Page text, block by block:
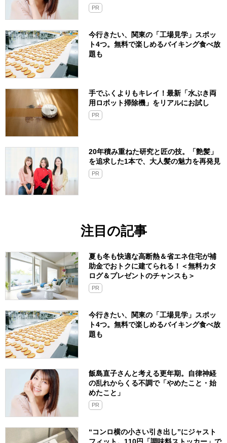
PR
今行きたい、関東の「工場見学」スポッ
ト4つ。無料で楽しめるバイキング食べ放
題も
手でふくよりもキレイ！最新「水ぶき両
用ロボット掃除機」をリアルにお試し
PR
20年積み重ねた研究と匠の技。「艶髪」
を追求した1本で、大人髪の魅力を再発見
PR
注目の記事
夏も冬も快適な高断熱＆省エネ住宅が補
助金でおトクに建てられる！＜無料カタ
ログ＆プレゼントのチャンスも＞
PR
今行きたい、関東の「工場見学」スポッ
ト4つ。無料で楽しめるバイキング食べ放
題も
飯島直子さんと考える更年期。自律神経
の乱れからくる不調で「やめたこと・始
めたこと」
PR
“コンロ横の小さい引き出し”にジャスト
フィット。110円「調味料ストッカー」で